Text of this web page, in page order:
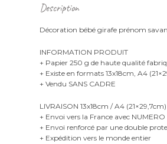
Description
Décoration bébé girafe prénom
INFORMATION PRODUIT
+ Papier 250 g de haute qualité
+ Existe en formats 13x18cm, A4
+ Vendu SANS CADRE
LIVRAISON 13x18cm / A4 (21×29,7cm)
+ Envoi vers la France avec NUMERO
+ Envoi renforcé par une double
+ Expédition vers le monde entier